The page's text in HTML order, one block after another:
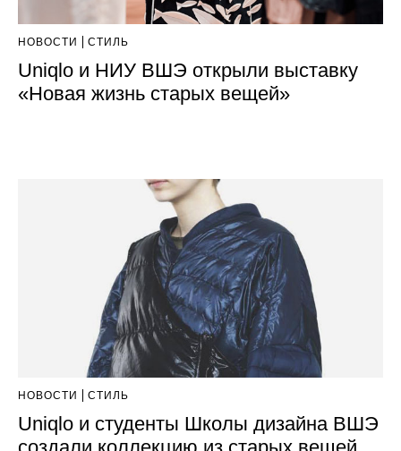
НОВОСТИ СТИЛЬ
Uniqlo и НИУ ВШЭ открыли выставку
«Новая жизнь старых вещей»
НОВОСТИ СТИЛЬ
Uniqlo и студенты Школы дизайна ВШЭ